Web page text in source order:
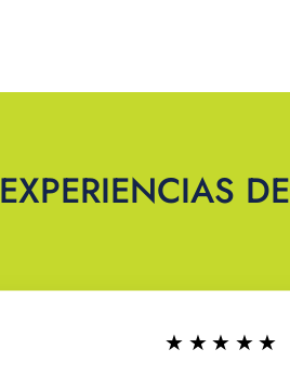
EXPERIENCIAS
★★★★★